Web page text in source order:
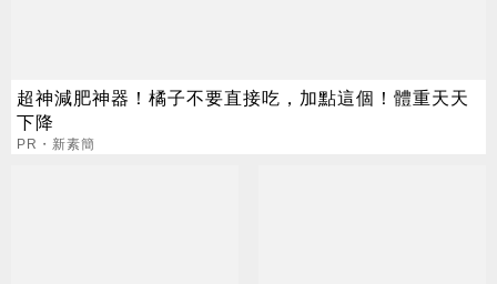
超神減肥神器！橘子不要直接吃，加點這個！體重天天
下降
PR・新素簡